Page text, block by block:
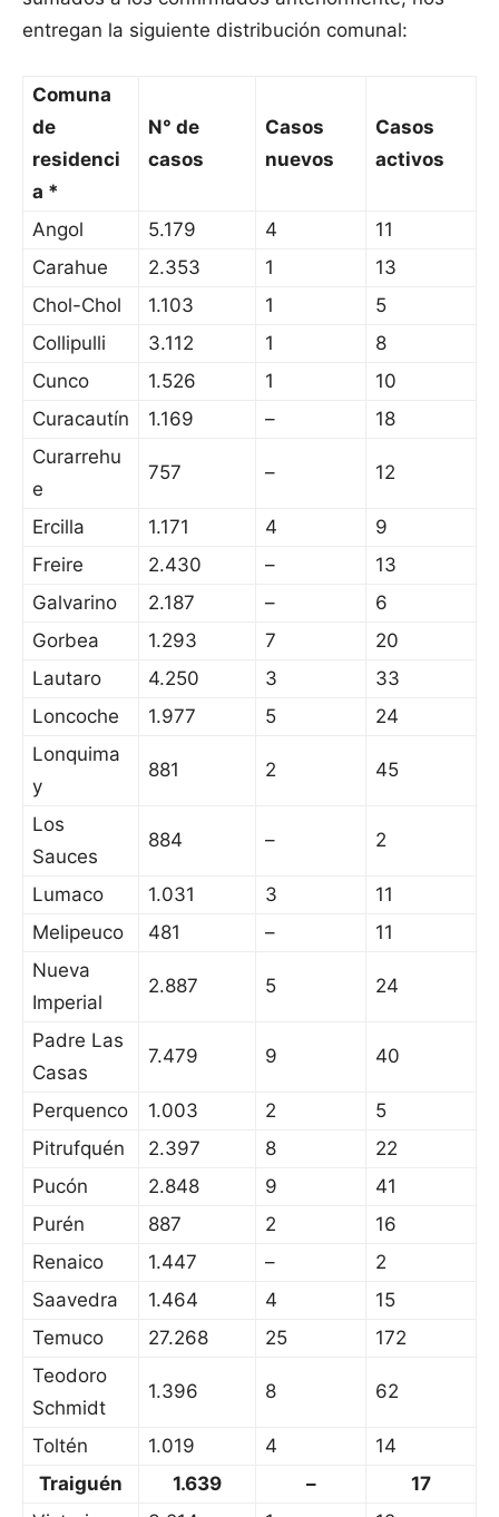
entregan la siguiente distribución comunal:
Comuna
de
residenci
a *
N° de
casos
Casos
nuevos
Casos
activos
Angol 5.179 4
11
Carahue
2.353 1
13
Chol-Chol
1.103 1
5
Collipulli
3.112 1
8
Cunco
1.526 1
10
Curacautín
1.169 –
18
Curarrehu
e
757 – 12
Ercilla 1.171 4
9
Freire
2.430 –
13
Galvarino
2.187 –
6
Gorbea
1.293 7
20
Lautaro
4.250 3
33
Loncoche
1.977 5
24
Lonquima
y
881 2 45
Los
Sauces
884 – 2
Lumaco 1.031 3
11
Melipeuco
481 –
11
Nueva
Imperial
2.887 5 24
Padre Las
Casas
7.479 9 40
Perquenco 1.003 2
5
Pitrufquén
2.397 8
22
Pucón
2.848 9
41
Purén
887 2
16
Renaico
1.447 –
2
Saavedra
1.464 4
15
Temuco
27.268 25
172
Teodoro
Schmidt
1.396 8 62
Toltén 1.019 4
14
Traiguén
1.639 –
17